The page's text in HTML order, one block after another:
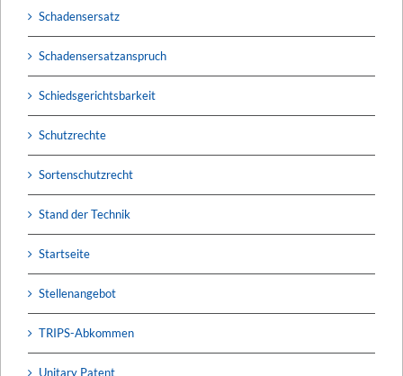
Schadensersatz
Schadensersatzanspruch
Schiedsgerichtsbarkeit
Schutzrechte
Sortenschutzrecht
Stand der Technik
Startseite
Stellenangebot
TRIPS-Abkommen
Unitary Patent